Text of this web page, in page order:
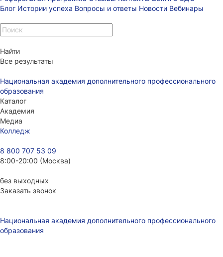
Блог Истории успеха Вопросы и ответы Новости Вебинары
Найти
Все результаты
Национальная академия дополнительного профессионального
образования
Каталог
Академия
Медиа
Колледж
8 800 707 53 09
8:00-20:00 (Москва)
без выходных
Заказать звонок
Национальная академия дополнительного профессионального
образования